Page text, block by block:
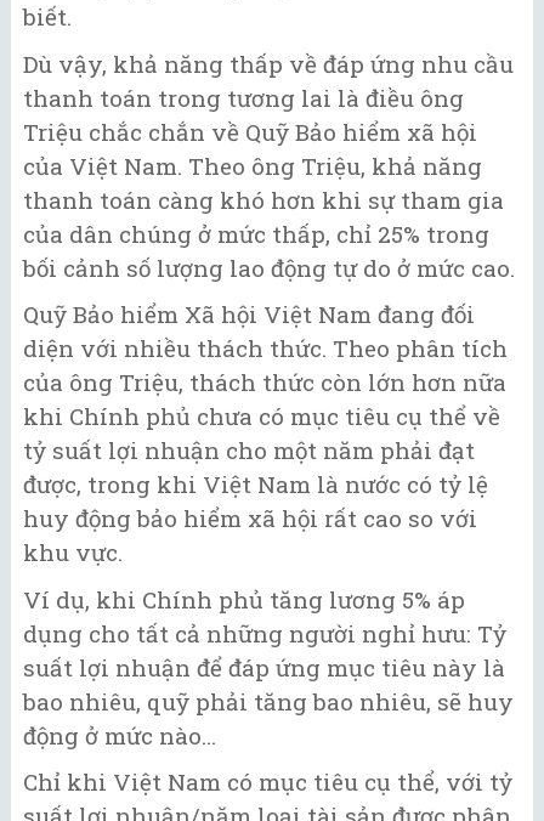
biết.
Dù vậy, khả năng thấp về đáp ứng nhu cầu
thanh toán trong tương lai là điều ông
Triệu chắc chắn về Quỹ Bảo hiểm xã hội
của Việt Nam. Theo ông Triệu, khả năng
thanh toán càng khó hơn khi sự tham gia
của dân chúng ở mức thấp, chỉ 25% trong
bối cảnh số lượng lao động tự do ở mức cao.
Quỹ Bảo hiểm Xã hội Việt Nam đang đối
diện với nhiều thách thức. Theo phân tích
của ông Triệu, thách thức còn lớn hơn nữa
khi Chính phủ chưa có mục tiêu cụ thể về
tỷ suất lợi nhuận cho một năm phải đạt
được, trong khi Việt Nam là nước có tỷ lệ
huy động bảo hiểm xã hội rất cao so với
khu vực.
Ví dụ, khi Chính phủ tăng lương 5% áp
dụng cho tất cả những người nghỉ hưu: Tỷ
suất lợi nhuận để đáp ứng mục tiêu này là
bao nhiêu, quỹ phải tăng bao nhiêu, sẽ huy
động ở mức nào…
Chỉ khi Việt Nam có mục tiêu cụ thể, với tỷ